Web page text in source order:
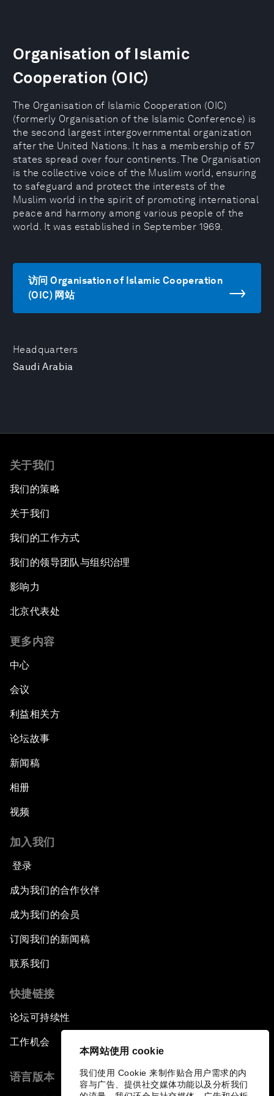
本网站使用 cookie
我们使用 Cookie 来制作贴合用户需求的内
容与广告、提供社交媒体功能以及分析我们
Headquarters
Saudi Arabia
Organisation of Islamic
Cooperation (OIC)
The Organisation of Islamic Cooperation (OIC)
(formerly Organisation of the Islamic Conference) is
the second largest intergovernmental organization
after the United Nations. It has a membership of 57
states spread over four continents. The Organisation
is the collective voice of the Muslim world, ensuring
to safeguard and protect the interests of the
Muslim world in the spirit of promoting international
peace and harmony among various people of the
world. It was established in September 1969.
访问 Organisation of Islamic Cooperation
(OIC) 网站
关于我们
我们的策略
关于我们
我们的工作方式
我们的领导团队与组织治理
影响力
北京代表处
更多内容
中心
会议
利益相关方
论坛故事
新闻稿
相册
视频
加入我们
登录
成为我们的合作伙伴
成为我们的会员
订阅我们的新闻稿
联系我们
快捷链接
论坛可持续性
工作机会
语言版本